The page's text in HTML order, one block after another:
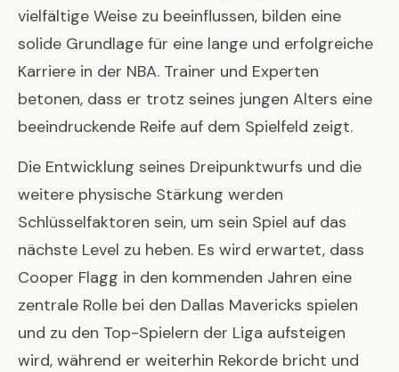
vielfältige Weise zu beeinflussen, bilden eine
solide Grundlage für eine lange und erfolgreiche
Karriere in der NBA. Trainer und Experten
betonen, dass er trotz seines jungen Alters eine
beeindruckende Reife auf dem Spielfeld zeigt.
Die Entwicklung seines Dreipunktwurfs und die
weitere physische Stärkung werden
Schlüsselfaktoren sein, um sein Spiel auf das
nächste Level zu heben. Es wird erwartet, dass
Cooper Flagg in den kommenden Jahren eine
zentrale Rolle bei den Dallas Mavericks spielen
und zu den Top-Spielern der Liga aufsteigen
wird, während er weiterhin Rekorde bricht und